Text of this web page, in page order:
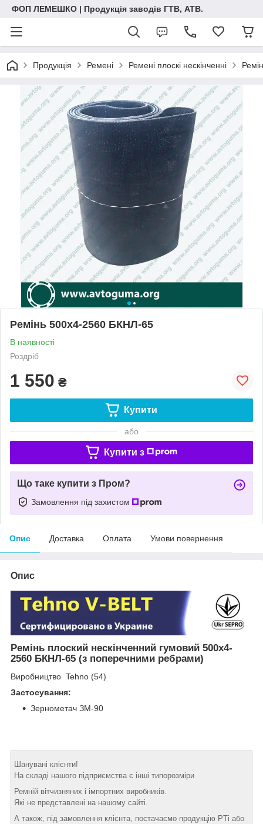
ФОП ЛЕМЕШКО | Продукція заводів ГТВ, АТВ.
Продукція Ремені Ремені плоскі нескінченні
Ремінь 500х4-2560 БКНЛ-65
В наявності
Роздріб
1 550 ₴
Купити
або
Купити з
Що таке купити з Пром?
Замовлення під захистом
Опис Доставка Оплата Умови повернення
Опис
Ремінь плоский нескінченний гумовий 500х4-
2560 БКНЛ-65 (з поперечними ребрами)
Виробництво Tehno (54)
Застосування:
Зернометач ЗМ-90
Шанувані клієнти!
На складі нашого підприємства є інші типорозміри
Ремній вітчизняних і імпортних виробників.
Які не представлені на нашому сайті.
А також, під замовлення клієнта, постачаємо продукцію PTi або